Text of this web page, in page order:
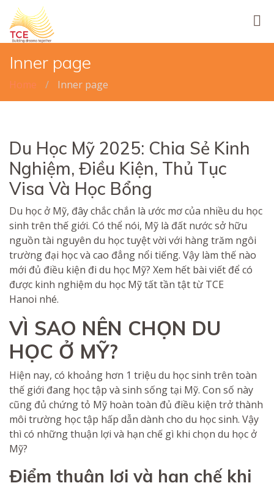
Skip
main
Inner page
Home Inner page
Du Học Mỹ 2025: Chia Sẻ Kinh
Nghiệm, Điều Kiện, Thủ Tục
Visa Và Học Bổng
Du học ở Mỹ, đây chắc chắn là ước mơ của nhiều du học
sinh trên thế giới. Có thể nói, Mỹ là đất nước sở hữu
nguồn tài nguyên du học tuyệt vời với hàng trăm ngôi
trường đại học và cao đẳng nổi tiếng. Vậy làm thế nào
mới đủ điều kiện đi du học Mỹ? Xem hết bài viết để có
được kinh nghiệm du học Mỹ tất tần tật từ TCE
Hanoi nhé.
VÌ SAO NÊN CHỌN DU
HỌC Ở MỸ?
Hiện nay, có khoảng hơn 1 triệu du học sinh trên toàn
thế giới đang học tập và sinh sống tại Mỹ. Con số này
cũng đủ chứng tỏ Mỹ hoàn toàn đủ điều kiện trở thành
môi trường học tập hấp dẫn dành cho du học sinh. Vậy
thì có những thuận lợi và hạn chế gì khi chọn du học ở
Mỹ?
Điểm thuận lợi và hạn chế khi